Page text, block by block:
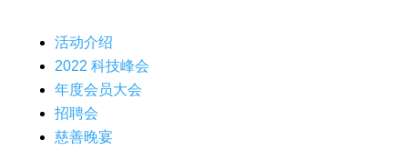
活动介绍
2022 科技峰会
年度会员大会
招聘会
慈善晚宴